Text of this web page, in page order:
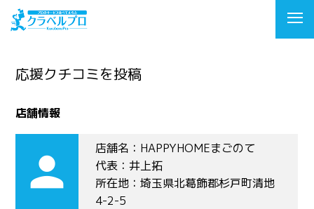
応援クチコミを投稿
店舗情報
person
店舗名：HAPPYHOMEまごのて
代表：井上拓
所在地：埼玉県北葛飾郡杉戸町清地
4-2-5